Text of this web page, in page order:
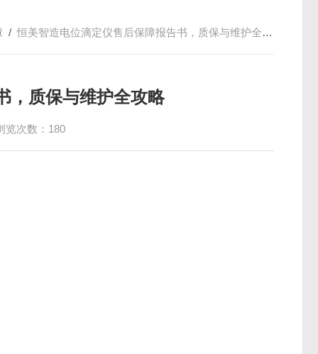
/恒美智造电位滴定仪售后保障报告书，质保与维护全攻略
，质保与维护全攻略
览次数：180